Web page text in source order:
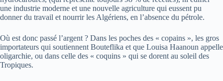
une industrie moderne et une nouvelle agriculture qui eussent pu
donner du travail et nourrir les Algériens, en l’absence du pétrole.
Où est donc passé l’argent ? Dans les poches des « copains », les gros
importateurs qui soutiennent Bouteflika et que Louisa Haanoun appelle
oligarchie, ou dans celle des « coquins » qui se dorent au soleil des
Tropiques.